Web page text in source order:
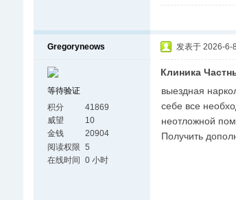
Gregoryneows
等待验证
积分
41869
威望
10
金钱
20904
阅读权限 5
在线时间 0 小时
发表于 2026-6-
Клиника
выездная
себе все
неотложной
Получить